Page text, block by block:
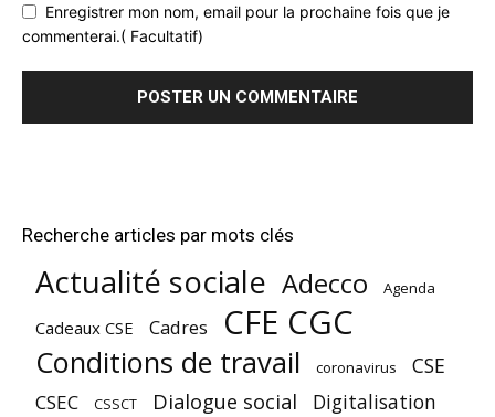
Enregistrer mon nom, email pour la prochaine fois que je
commenterai.( Facultatif)
Recherche articles par mots clés
Actualité sociale Adecco Agenda
Cadeaux CSE Cadres CFE CGC
Conditions de travail coronavirus CSE
CSEC CSSCT Dialogue social Digitalisation